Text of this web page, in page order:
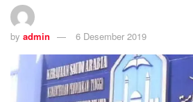
by admin 6 Desember 2019